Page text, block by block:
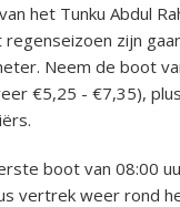
het Tunku Abdul
zijn
Neem de boot
€5,25 - €7,35),
boot van 08:00
vertrek weer rond